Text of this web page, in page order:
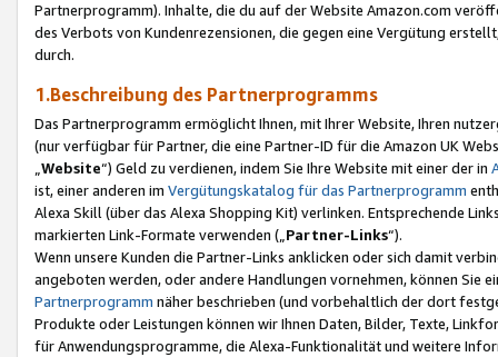
Partnerprogramm). Inhalte, die du auf der Website Amazon.com
des Verbots von Kundenrezensionen, die gegen eine Vergütung
durch.
1.Beschreibung des Partnerprogramms
Das Partnerprogramm ermöglicht Ihnen, mit Ihrer Website, Ihren
(nur verfügbar für Partner, die eine Partner-ID für die Amazon UK
Website“) Geld zu verdienen, indem Sie Ihre Website mit einer der in
ist, einer anderen im Vergütungskatalog für das Partnerprogramm
Alexa Skill (über das Alexa Shopping Kit) verlinken. Entsprechende
markierten Link-Formate verwenden („ Partner-Links“).
Wenn unsere Kunden die Partner-Links anklicken oder sich damit
angeboten werden, oder andere Handlungen vornehmen, können Sie
Partnerprogramm näher beschrieben (und vorbehaltlich der dort
Produkte oder Leistungen können wir Ihnen Daten, Bilder, Texte,
für Anwendungsprogramme, die Alexa-Funktionalität und weitere